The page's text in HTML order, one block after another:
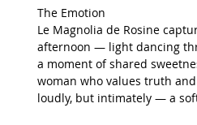
The Emotion
Le Magnolia de Rosine
afternoon — light dancing
a moment of shared
woman who values truth
loudly, but intimately — a